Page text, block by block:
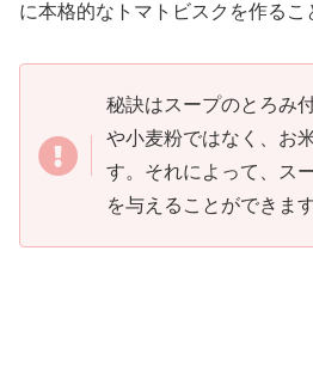
に本格的なトマトビスクを作るこ
秘訣はスープのとろみ
や小麦粉ではなく、お
す。それによって、ス
を与えることができます